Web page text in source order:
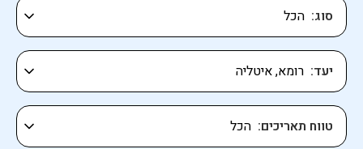
יעד
סוג
טווח תאריכים